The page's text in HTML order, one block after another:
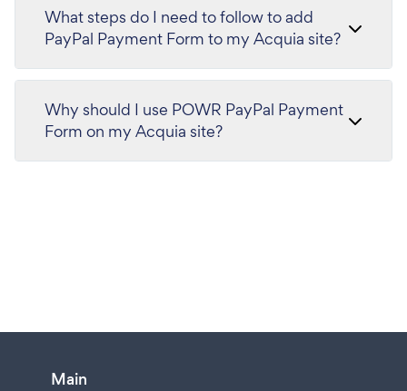
What steps do I need to follow to add
PayPal Payment Form to my Acquia site?
Why should I use POWR PayPal Payment
Form on my Acquia site?
Main